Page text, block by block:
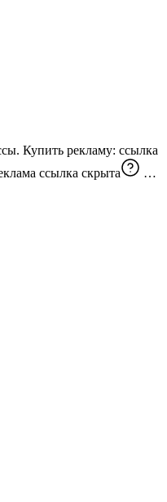
Все про бисер, схемы, мастер-классы. Купить рекламу: ссылка
ссылка скрыта
—